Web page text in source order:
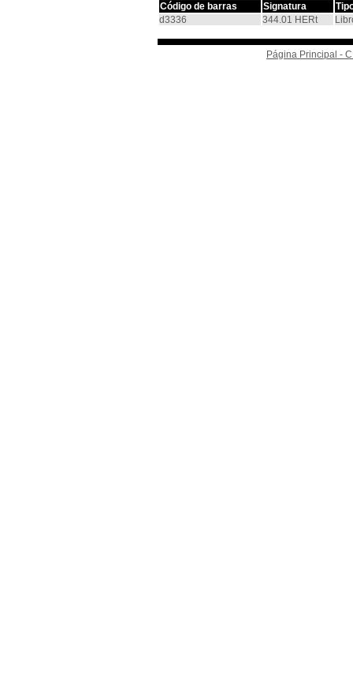
Código de barras Signatura
d3336
344.01 HERt
Página Principal -